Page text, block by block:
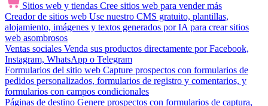
Sitios web y tiendas Cree sitios web para vender más
Creador de sitios web Use nuestro CMS gratuito, plantillas,
alojamiento, imágenes y textos generados por IA para crear sitios
web asombrosos
Ventas sociales Venda sus productos directamente por Facebook,
Instagram, WhatsApp o Telegram
Formularios del sitio web Capture prospectos con formularios de
pedidos personalizados, formularios de registro y comentarios, y
formularios con campos condicionales
Páginas de destino Genere prospectos con formularios de captura,